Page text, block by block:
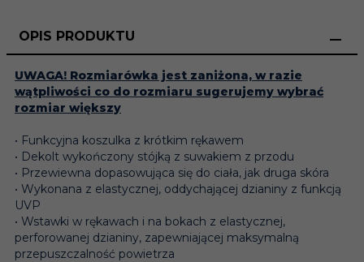
OPIS PRODUKTU
UWAGA! Rozmiarówka jest zaniżona, w razie
wątpliwości co do rozmiaru sugerujemy wybrać
rozmiar większy
• Funkcyjna koszulka z krótkim rękawem
• Dekolt wykończony stójką z suwakiem z przodu
• Przewiewna dopasowująca się do ciała, jak druga skóra
• Wykonana z elastycznej, oddychającej dzianiny z funkcją
UVP
• Wstawki w rękawach i na bokach z elastycznej,
perforowanej dzianiny, zapewniającej maksymalną
przepuszczalność powietrza